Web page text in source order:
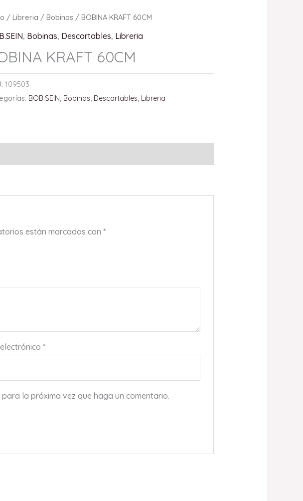
/Libreria /Bobinas / BOBINA KRAFT 60CM
, Bobinas, Descartables, Libreria
KRAFT 60CM
109503
BOB.SEIN, Bobinas, Descartables, Libreria
están marcados con*
*
la próxima vez que haga un comentario.